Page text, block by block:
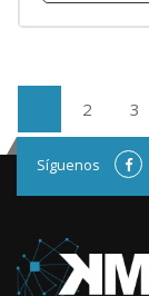
2 3
Síguenos